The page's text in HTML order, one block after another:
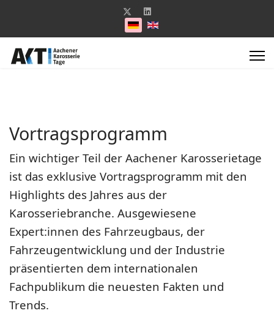
Sprache auswählen
Vortragsprogramm
Ein wichtiger Teil der Aachener Karosserietage
ist das exklusive Vortragsprogramm mit den
Highlights des Jahres aus der
Karosseriebranche. Ausgewiesene
Expert:innen des Fahrzeugbaus, der
Fahrzeugentwicklung und der Industrie
präsentierten dem internationalen
Fachpublikum die neuesten Fakten und
Trends.